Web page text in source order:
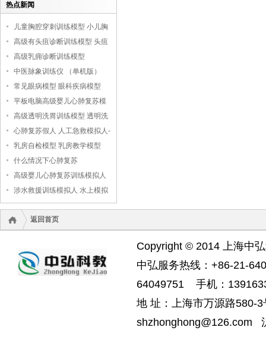
热点新闻
儿童胸腔穿刺训练模型 小儿胸
腔培训模型
高级有头疽诊断训练模型 头疽
诊断教学模型
高级乳痈诊断训练模型
中医脉象训练仪 （单机版）
常见眼病模型 眼科疾病模型
平板电脑高级婴儿心肺复苏模
拟人
高级透明洗胃训练模型 透明洗
胃模型
心肺复苏假人 人工急救模拟人-
-上海中弘科教公司
乳房自检模型 乳房教学模型
什么情况下心肺复苏
高级婴儿心肺复苏训练模拟人
（无线版），婴儿心肺复苏模
拟人
涉水救援训练模拟人 水上模拟
救援假人
返回首页
Copyright © 2014 上海中
中弘服务热线：+86-21-
64049751 手机：
地 址：上海市万源路
shzhonghong@126.com